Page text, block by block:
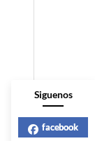
Siguenos
facebook